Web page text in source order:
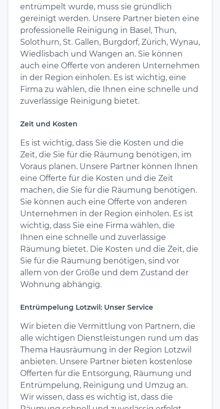
entrümpelt wurde, muss sie gründlich
gereinigt werden. Unsere Partner bieten eine
professionelle Reinigung in Basel, Thun,
Solothurn, St. Gallen, Burgdorf, Zürich, Wynau,
Wiedlisbach und Wangen an. Sie können
auch eine Offerte von anderen Unternehmen
in der Region einholen. Es ist wichtig, eine
Firma zu wählen, die Ihnen eine schnelle und
zuverlässige Reinigung bietet.
Zeit und Kosten
Es ist wichtig, dass Sie die Kosten und die
Zeit, die Sie für die Räumung benötigen, im
Voraus planen. Unsere Partner können Ihnen
eine Offerte für die Kosten und die Zeit
machen, die Sie für die Räumung benötigen.
Sie können auch eine Offerte von anderen
Unternehmen in der Region einholen. Es ist
wichtig, dass Sie eine Firma wählen, die
Ihnen eine schnelle und zuverlässige
Räumung bietet. Die Kosten und die Zeit, die
Sie für die Räumung benötigen, sind vor
allem von der Größe und dem Zustand der
Wohnung abhängig.
Entrümpelung Lotzwil: Unser Service
Wir bieten die Vermittlung von Partnern, die
alle wichtigen Dienstleistungen rund um das
Thema Hausräumung in der Region Lotzwil
anbieten. Unsere Partner bieten kostenlose
Offerten für die Entsorgung, Räumung und
Entrümpelung, Reinigung und Umzug an.
Wir wissen, dass es wichtig ist, dass die